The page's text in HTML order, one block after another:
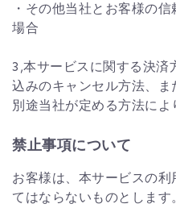
・その他当社とお客様の
場合
3,本サービスに関する決済
込みのキャンセル方法、ま
別途当社が定める方法によ
禁止事項について
お客様は、本サービスの
てはならないものとします